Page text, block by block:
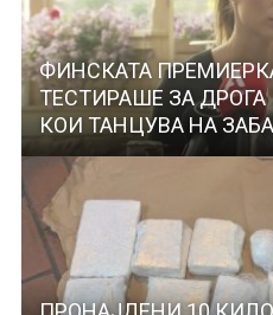
ФИНСКАТА
ТЕСТИРАШЕ ЗА
КОИ ТАНЦУВА НА